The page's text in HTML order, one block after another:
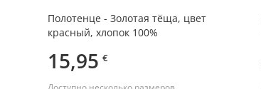
Полотенце - Золотая тёща, цвет
красный, хлопок 100%
15,95 €